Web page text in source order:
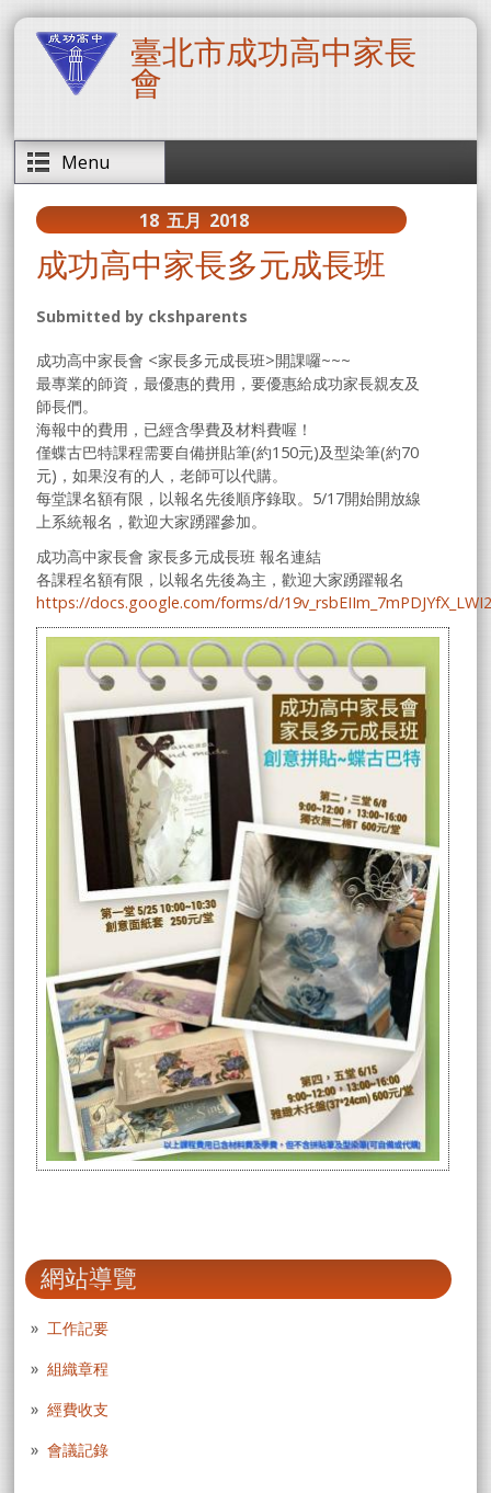
移至主內容 臺北市成功高中家長
會
Menu
18 五月 2018
成功高中家長多元成長班
Submitted by ckshparents
成功高中家長會 <家長多元成長班>開課囉~~~
最專業的師資，最優惠的費用，要優惠給成功家長親友及
師長們。
海報中的費用，已經含學費及材料費喔！
僅蝶古巴特課程需要自備拼貼筆(約150元)及型染筆(約70
元)，如果沒有的人，老師可以代購。
每堂課名額有限，以報名先後順序錄取。5/17開始開放線
上系統報名，歡迎大家踴躍參加。
成功高中家長會 家長多元成長班 報名連結
各課程名額有限，以報名先後為主，歡迎大家踴躍報名
https://docs.google.com/forms/d/
網站導覽
工作記要
組織章程
經費收支
會議記錄